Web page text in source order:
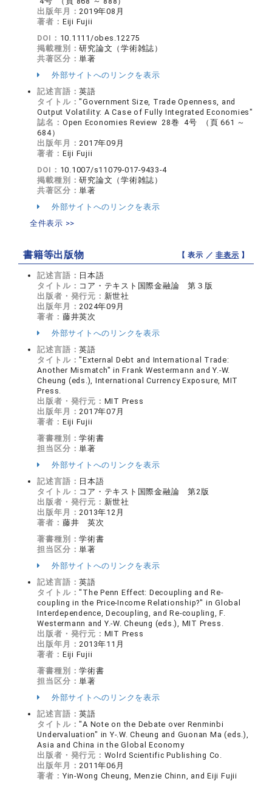
出版年月：2019年08月
著者： Eiji Fujii
DOI： 10.1111/obes.12275
掲載種別：研究論文（学術雑誌）
共著区分：単著
外部サイトへのリンクを表示
記述言語：英語
タイトル："Government Size, Trade Openness, and
Output Volatility: A Case of Fully Integrated Economies"
誌名： Open Economies Review 28巻 4号 （頁 661 ～
684）
出版年月：2017年09月
著者： Eiji Fujii
DOI： 10.1007/s11079-017-9433-4
掲載種別：研究論文（学術雑誌）
共著区分：単著
外部サイトへのリンクを表示
全件表示 >>
書籍等出版物 【 表示 ／非表示 】
記述言語： 日本語
タイトル： コア・テキスト国際金融論 第３版
出版者・発行元： 新世社
出版年月：2024年09月
著者： 藤井英次
外部サイトへのリンクを表示
記述言語：英語
タイトル："External Debt and International Trade:
Another Mismatch" in Frank Westermann and Y.-W.
Cheung (eds.), International Currency Exposure, MIT
Press.
出版者・発行元： MIT Press
出版年月：2017年07月
著者： Eiji Fujii
著書種別：学術書
担当区分：単著
外部サイトへのリンクを表示
記述言語： 日本語
タイトル： コア・テキスト国際金融論 第2版
出版者・発行元： 新世社
出版年月：2013年12月
著者： 藤井 英次
著書種別：学術書
担当区分：単著
外部サイトへのリンクを表示
記述言語：英語
タイトル："The Penn Effect: Decoupling and Re-
coupling in the Price-Income Relationship?" in Global
Interdependence, Decoupling, and Re-coupling, F.
Westermann and Y.-W. Cheung (eds.), MIT Press.
出版者・発行元： MIT Press
出版年月：2013年11月
著者： Eiji Fujii
著書種別：学術書
担当区分：単著
外部サイトへのリンクを表示
記述言語：英語
タイトル："A Note on the Debate over Renminbi
Undervaluation" in Y-.W. Cheung and Guonan Ma (eds.),
Asia and China in the Global Economy
出版者・発行元： Wolrd Scientific Publishing Co.
出版年月：2011年06月
著者： Yin-Wong Cheung, Menzie Chinn, and Eiji Fujii